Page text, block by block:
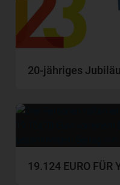
20-jähriges
19.124 EURO FÜR